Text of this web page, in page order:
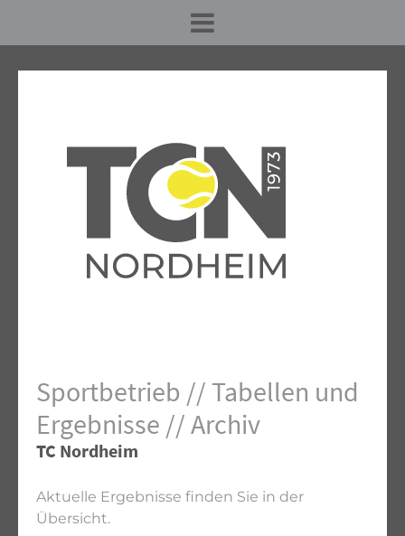
Sportbetrieb // Tabellen und
Ergebnisse // Archiv
TC Nordheim
Aktuelle Ergebnisse finden Sie in der
Übersicht.